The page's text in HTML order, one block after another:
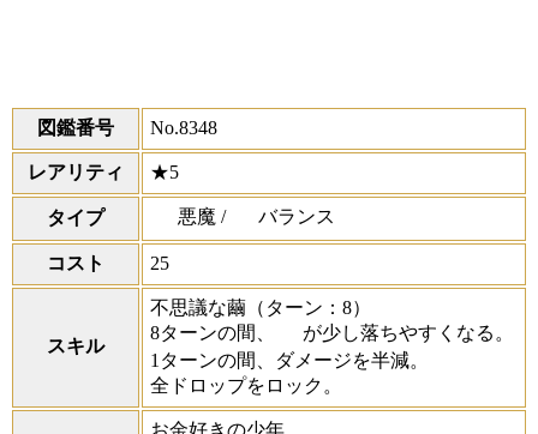
図鑑番号 No.8348
レアリティ ★5
タイプ 悪魔 / バランス
コスト 25
スキル
不思議な繭 （ターン：8）
8ターンの間、
が少し落ちやすくなる。
1ターンの間、ダメージを半減。
全ドロップをロック。